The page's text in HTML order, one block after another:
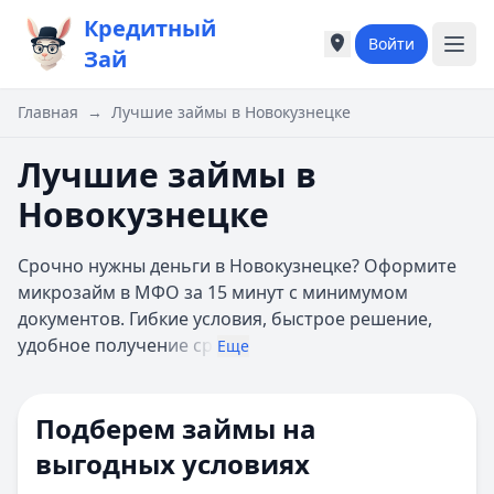
Кредитный
Зай
Города России
Москва
Б
Барнаул
Белгород
Города России
Москва
Б
Барнаул
Белгород
Войти
Главная → Лучшие займы в Новокузнецке
Лучшие займы в
Новокузнецке
Срочно нужны деньги в Новокузнецке? Оформите
микрозайм в МФО за 15 минут с минимумом
документов. Гибкие условия, быстрое решение,
удобное получение ср Еще
Подберем займы на
выгодных условиях